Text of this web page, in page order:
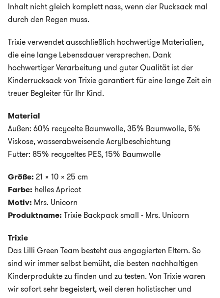
Inhalt nicht gleich komplett nass, wenn der Rucksack mal
durch den Regen muss.
Trixie verwendet ausschließlich hochwertige Materialien,
die eine lange Lebensdauer versprechen. Dank
hochwertiger Verarbeitung und guter Qualität ist der
Kinderrucksack von Trixie garantiert für eine lange Zeit ein
treuer Begleiter für Ihr Kind.
Material
Außen: 60% recycelte Baumwolle, 35% Baumwolle, 5%
Viskose,wasserabweisende Acrylbeschichtung
Futter: 85% recyceltes PES, 15% Baumwolle
Größe: 21 x 10 x 25 cm
Farbe: helles Apricot
Motiv: Mrs. Unicorn
Produktname: Trixie Backpack small - Mrs. Unicorn
Trixie
Das Lilli Green Team besteht aus engagierten Eltern. So
sind wir immer selbst bemüht, die besten nachhaltigen
Kinderprodukte zu finden und zu testen. Von Trixie waren
wir sofort sehr begeistert, weil deren holistischer und